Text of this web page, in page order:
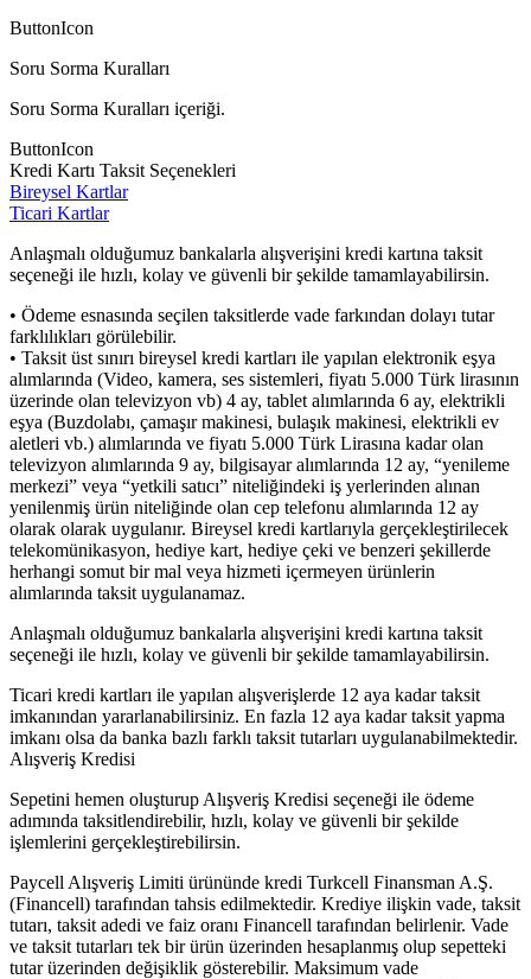
ButtonIcon
Soru Sorma Kuralları
Soru Sorma Kuralları içeriği.
ButtonIcon
Kredi Kartı Taksit Seçenekleri
Bireysel Kartlar
Ticari Kartlar
Anlaşmalı olduğumuz bankalarla alışverişini kredi kartına taksit
seçeneği ile hızlı, kolay ve güvenli bir şekilde tamamlayabilirsin.
• Ödeme esnasında seçilen taksitlerde vade farkından dolayı tutar
farklılıkları görülebilir.
• Taksit üst sınırı bireysel kredi kartları ile yapılan elektronik eşya
alımlarında (Video, kamera, ses sistemleri, fiyatı 5.000 Türk lirasının
üzerinde olan televizyon vb) 4 ay, tablet alımlarında 6 ay, elektrikli
eşya (Buzdolabı, çamaşır makinesi, bulaşık makinesi, elektrikli ev
aletleri vb.) alımlarında ve fiyatı 5.000 Türk Lirasına kadar olan
televizyon alımlarında 9 ay, bilgisayar alımlarında 12 ay, “yenileme
merkezi” veya “yetkili satıcı” niteliğindeki iş yerlerinden alınan
yenilenmiş ürün niteliğinde olan cep telefonu alımlarında 12 ay
olarak olarak uygulanır. Bireysel kredi kartlarıyla gerçekleştirilecek
telekomünikasyon, hediye kart, hediye çeki ve benzeri şekillerde
herhangi somut bir mal veya hizmeti içermeyen ürünlerin
alımlarında taksit uygulanamaz.
Anlaşmalı olduğumuz bankalarla alışverişini kredi kartına taksit
seçeneği ile hızlı, kolay ve güvenli bir şekilde tamamlayabilirsin.
Ticari kredi kartları ile yapılan alışverişlerde 12 aya kadar taksit
imkanından yararlanabilirsiniz. En fazla 12 aya kadar taksit yapma
imkanı olsa da banka bazlı farklı taksit tutarları uygulanabilmektedir.
Alışveriş Kredisi
Sepetini hemen oluşturup Alışveriş Kredisi seçeneği ile ödeme
adımında taksitlendirebilir, hızlı, kolay ve güvenli bir şekilde
işlemlerini gerçekleştirebilirsin.
Paycell Alışveriş Limiti ürününde kredi Turkcell Finansman A.Ş.
(Financell) tarafından tahsis edilmektedir. Krediye ilişkin vade, taksit
tutarı, taksit adedi ve faiz oranı Financell tarafından belirlenir. Vade
ve taksit tutarları tek bir ürün üzerinden hesaplanmış olup sepetteki
tutar üzerinden değişiklik gösterebilir. Maksimum vade